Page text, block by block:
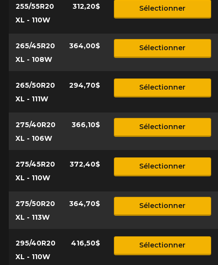
255/55R20
XL - 110W
312,20$ Sélectionner
265/45R20
XL - 108W
364,00$ Sélectionner
265/50R20
XL - 111W
294,70$ Sélectionner
275/40R20
XL - 106W
366,10$ Sélectionner
275/45R20
XL - 110W
372,40$ Sélectionner
275/50R20
XL - 113W
364,70$ Sélectionner
295/40R20
XL - 110W
416,50$ Sélectionner